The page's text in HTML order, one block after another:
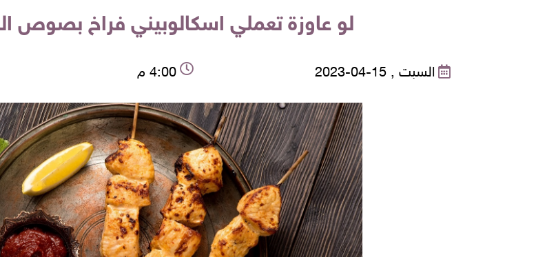
لو عاوزة تعملي اسكالوبيني فراخ بصوص
السبت , 15-04-2023 4:00 م